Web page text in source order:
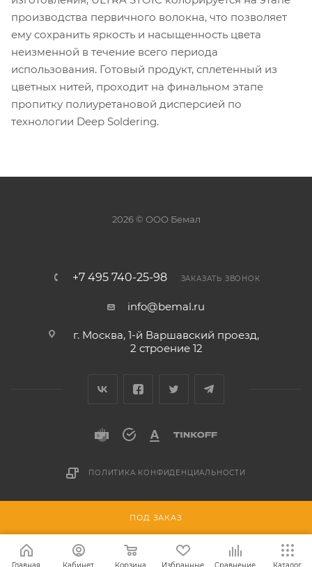
ПОД ЗАКАЗ
производства первичного волокна, что позволяет
ему сохранить яркость и насыщенность цвета
неизменной в течение всего периода
использования. Готовый продукт, сплетенный из
цветных нитей, проходит на финальном этапе
пропитку полиуретановой дисперсией по
технологии Deep Soldering.
2026 © ООО Бемал
+7 495 740-25-98 ЗАКАЗАТЬ ЗВОНОК
info@bemal.ru
г. Москва, 1-й Варшавский проезд,
2 строение 12
ПОЛИТИКА КОНФИДЕНЦИАЛЬНОСТИ